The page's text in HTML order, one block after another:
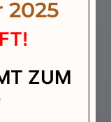
2025
ZUM